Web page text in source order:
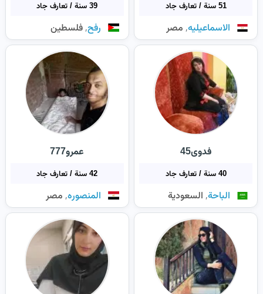
51 سنة / تعارف جاد
الاسماعيليه, مصر
39 سنة / تعارف جاد
رفح, فلسطين
فدوى45
40 سنة / تعارف جاد
الباحة, السعودية
عمرو777
42 سنة / تعارف جاد
المنصوره, مصر